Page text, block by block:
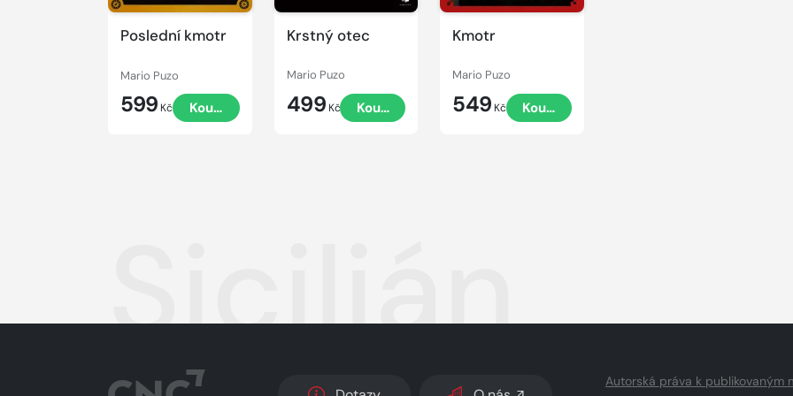
Poslední kmotr
Mario Puzo
599 Kč Koupit
Krstný otec
Mario Puzo
499 Kč Koupit
Kmotr
Mario Puzo
549 Kč Koupit
Sicilián
Autorská práva k publikovaným